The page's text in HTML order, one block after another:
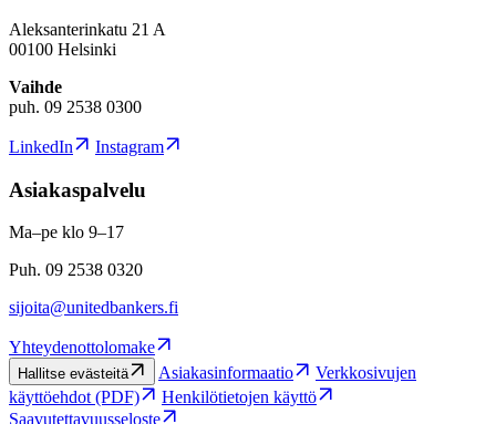
Aleksanterinkatu 21 A
00100 Helsinki
Vaihde
puh. 09 2538 0300
LinkedIn Instagram
Asiakaspalvelu
Ma–pe klo 9–17
Puh. 09 2538 0320
sijoita@unitedbankers.fi
Yhteydenottolomake
Hallitse evästeitä Asiakasinformaatio
Verkkosivujen
käyttöehdot (PDF)
Henkilötietojen käyttö
Saavutettavuusseloste